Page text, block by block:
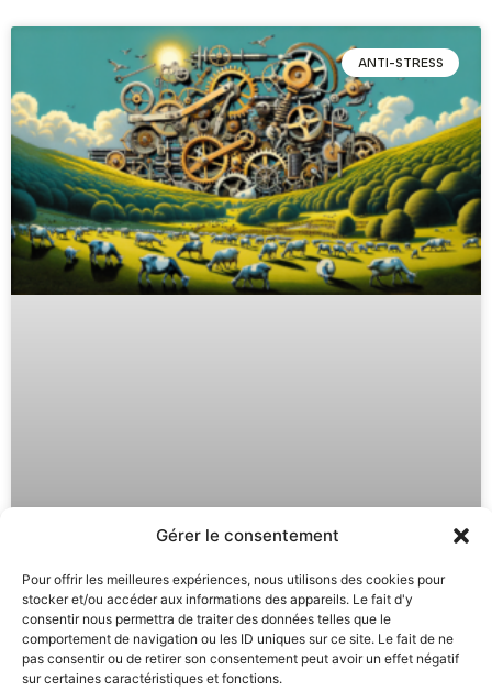
Gérer le consentement
Pour offrir les meilleures expériences, nous utilisons des cookies pour
stocker et/ou accéder aux informations des appareils. Le fait d'y
consentir nous permettra de traiter des données telles que le
comportement de navigation ou les ID uniques sur ce site. Le fait de ne
pas consentir ou de retirer son consentement peut avoir un effet négatif
sur certaines caractéristiques et fonctions.
ANTI-STRESS
Reprogrammer son esprit pour
éliminer le stress et se sentir bien
LIRE LA SUITE »